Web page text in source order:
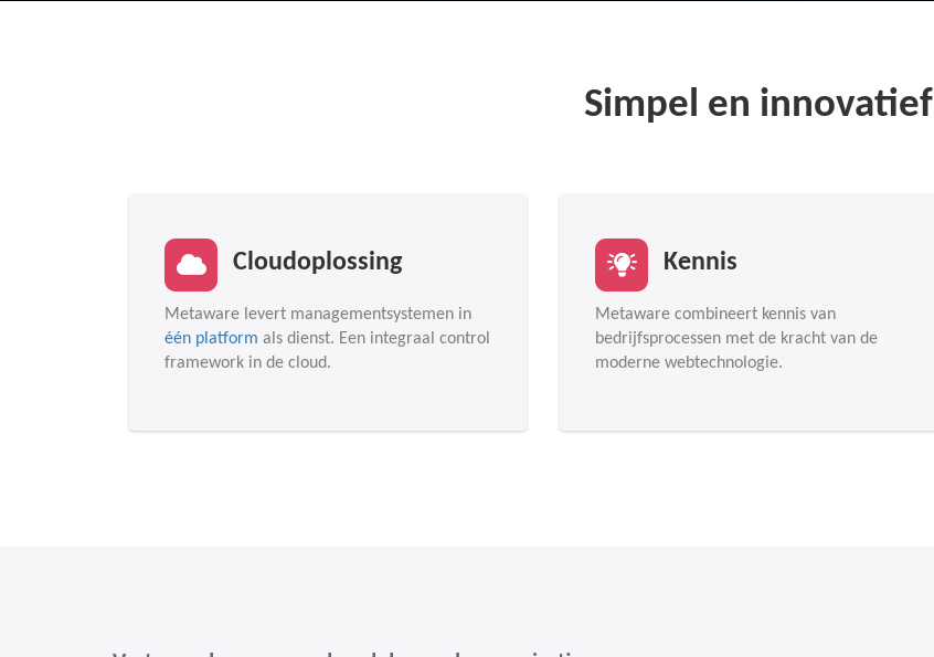
Simpel en innovatief
Cloudoplossing
Metaware levert managementsystemen in
één platform als dienst. Een integraal control
framework in de cloud.
Kennis
Metaware combineert kennis van
bedrijfsprocessen met de kracht van de
moderne webtechnologie.